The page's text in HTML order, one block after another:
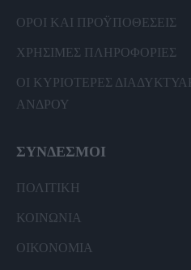
ΟΡΟΙ ΚΑΙ ΠΡΟΫΠΟΘΕΣΕΙΣ
ΧΡΗΣΙΜΕΣ ΠΛΗΡΟΦΟΡΙΕΣ
ΟΙ ΚΥΡΙΟΤΕΡΕΣ
ΑΝΔΡΟΥ
ΣΥΝΔΕΣΜΟΙ
ΠΟΛΙΤΙΚΗ
ΚΟΙΝΩΝΙΑ
ΟΙΚΟΝΟΜΙΑ